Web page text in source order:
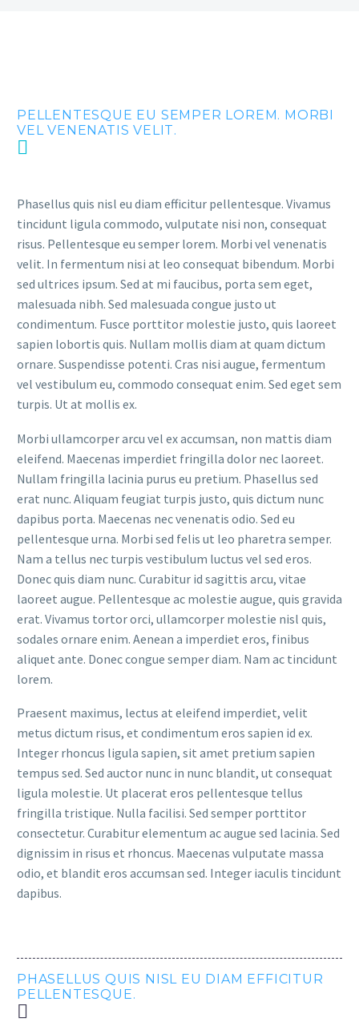
PELLENTESQUE EU SEMPER LOREM. MORBI
VEL VENENATIS VELIT.
Phasellus quis nisl eu diam efficitur pellentesque. Vivamus
tincidunt ligula commodo, vulputate nisi non, consequat
risus. Pellentesque eu semper lorem. Morbi vel venenatis
velit. In fermentum nisi at leo consequat bibendum. Morbi
sed ultrices ipsum. Sed at mi faucibus, porta sem eget,
malesuada nibh. Sed malesuada congue justo ut
condimentum. Fusce porttitor molestie justo, quis laoreet
sapien lobortis quis. Nullam mollis diam at quam dictum
ornare. Suspendisse potenti. Cras nisi augue, fermentum
vel vestibulum eu, commodo consequat enim. Sed eget sem
turpis. Ut at mollis ex.
Morbi ullamcorper arcu vel ex accumsan, non mattis diam
eleifend. Maecenas imperdiet fringilla dolor nec laoreet.
Nullam fringilla lacinia purus eu pretium. Phasellus sed
erat nunc. Aliquam feugiat turpis justo, quis dictum nunc
dapibus porta. Maecenas nec venenatis odio. Sed eu
pellentesque urna. Morbi sed felis ut leo pharetra semper.
Nam a tellus nec turpis vestibulum luctus vel sed eros.
Donec quis diam nunc. Curabitur id sagittis arcu, vitae
laoreet augue. Pellentesque ac molestie augue, quis gravida
erat. Vivamus tortor orci, ullamcorper molestie nisl quis,
sodales ornare enim. Aenean a imperdiet eros, finibus
aliquet ante. Donec congue semper diam. Nam ac tincidunt
lorem.
Praesent maximus, lectus at eleifend imperdiet, velit
metus dictum risus, et condimentum eros sapien id ex.
Integer rhoncus ligula sapien, sit amet pretium sapien
tempus sed. Sed auctor nunc in nunc blandit, ut consequat
ligula molestie. Ut placerat eros pellentesque tellus
fringilla tristique. Nulla facilisi. Sed semper porttitor
consectetur. Curabitur elementum ac augue sed lacinia. Sed
dignissim in risus et rhoncus. Maecenas vulputate massa
odio, et blandit eros accumsan sed. Integer iaculis tincidunt
dapibus.
PHASELLUS QUIS NISL EU DIAM EFFICITUR
PELLENTESQUE.